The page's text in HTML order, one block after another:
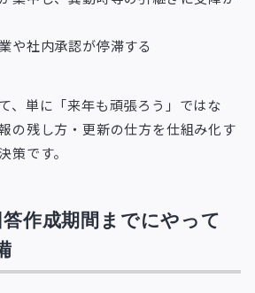
や社内承認が停滞する
、単に「来年も頑張ろう」ではな
の残し方・更新の仕方を仕組み化す
策です。
作成期間までにやって